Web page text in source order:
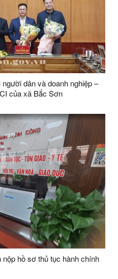
dân và doanh nghiệp –
của xã Bắc Sơn
hồ sơ thủ tục hành chính